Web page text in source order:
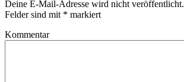
Deine E-Mail-Adresse wird nicht veröffentlicht.
Felder sind mit * markiert
Kommentar